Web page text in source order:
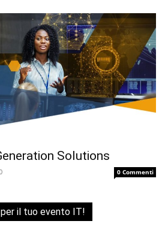
Solutions
0 Commenti
per il tuo evento IT!